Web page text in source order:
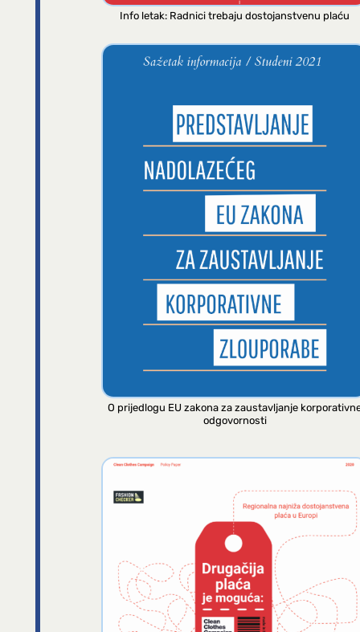
Info letak: Radnici trebaju dostojanstvenu plaću
O prijedlogu EU zakona za zaustavljanje
odgovornosti